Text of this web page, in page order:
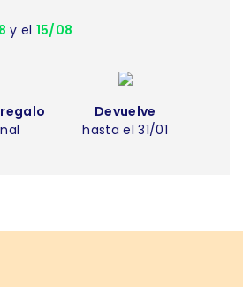
y el 15/08
Devuelve
hasta el 31/01